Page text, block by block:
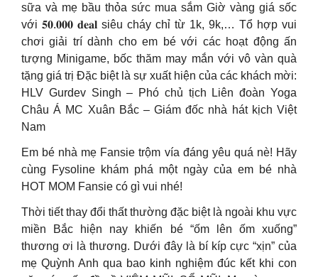
sữa và mẹ bầu thỏa sức mua sắm Giờ vàng giá sốc
với 𝟓𝟎.𝟎𝟎𝟎 𝐝𝐞𝐚𝐥 siêu cháy chỉ từ 1k, 9k,… Tổ hợp vui
chơi giải trí dành cho em bé với các hoạt động ấn
tượng Minigame, bốc thăm may mắn với vô vàn quà
tặng giá trị Đặc biệt là sự xuất hiện của các khách mời:
HLV Gurdev Singh – Phó chủ tịch Liên đoàn Yoga
Châu Á MC Xuân Bắc – Giám đốc nhà hát kịch Việt
Nam
Em bé nhà mẹ Fansie trộm vía đáng yêu quá nè! Hãy
cùng Fysoline khám phá một ngày của em bé nhà
HOT MOM Fansie có gì vui nhé!
Thời tiết thay đổi thất thường đặc biệt là ngoài khu vực
miền Bắc hiện nay khiến bé “ốm lên ốm xuống”
thương ơi là thương. Dưới đây là bí kíp cực “xịn” của
mẹ Quỳnh Anh qua bao kinh nghiệm đúc kết khi con